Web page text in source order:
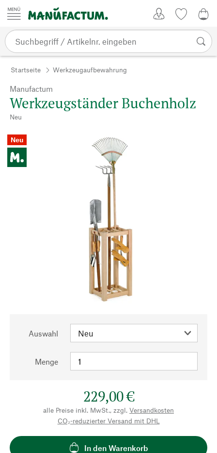
Zum Inhalt springen
Startseite Werkzeugaufbewahrung
Manufactum
Werkzeugständer Buchenholz
Neu
Neu
Auswahl
Menge
229,00 €
alle Preise inkl. MwSt., zzgl. Versandkosten
CO₂-reduzierter Versand mit DHL
In den Warenkorb